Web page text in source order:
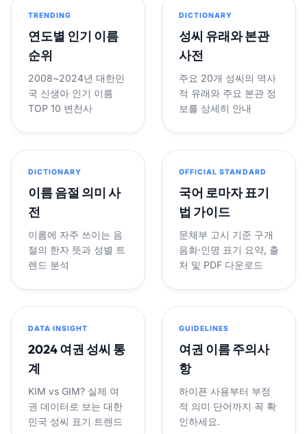
TRENDING
연도별 인기 이름
순위
2008~2024년 대한민
국 신생아 인기 이름
TOP 10 변천사
DICTIONARY
성씨 유래와 본관
사전
주요 20개 성씨의 역사
적 유래와 주요 본관 정
보를 상세히 안내
DICTIONARY
이름 음절 의미 사
전
이름에 자주 쓰이는 음
절의 한자 뜻과 성별 트
렌드 분석
OFFICIAL STANDARD
국어 로마자 표기
법 가이드
문체부 고시 기준 구개
음화·인명 표기 요약, 출
처 및 PDF 다운로드
DATA INSIGHT
2024 여권 성씨 통
계
KIM vs GIM? 실제 여
권 데이터로 보는 대한
민국 성씨 표기 트렌드
GUIDELINES
여권 이름 주의사
항
하이픈 사용부터 부정
적 의미 단어까지 꼭 확
인하세요.